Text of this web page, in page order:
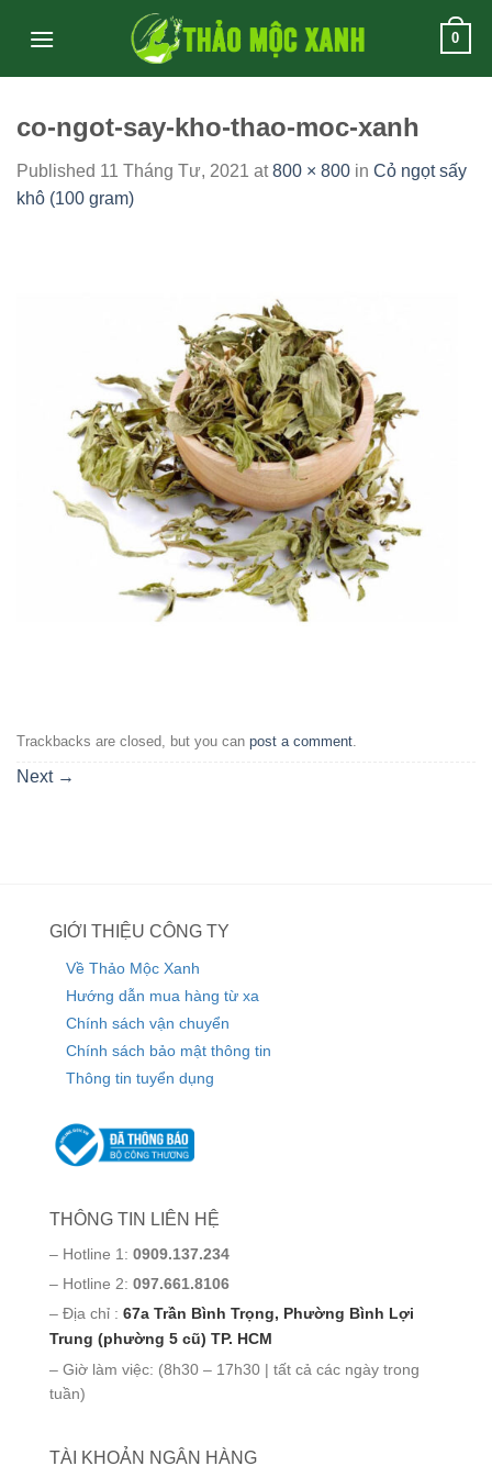
0
co-ngot-say-kho-thao-moc-xanh
Published 11 Tháng Tư, 2021 at800 × 800 in Cỏ ngọt sấy
khô (100 gram)
Trackbacks are closed, but you can post a comment.
Next →
GIỚI THIỆU CÔNG TY
Về Thảo Mộc Xanh
Hướng dẫn mua hàng từ xa
Chính sách vận chuyển
Chính sách bảo mật thông tin
Thông tin tuyển dụng
THÔNG TIN LIÊN HỆ
– Hotline 1: 0909.137.234
– Hotline 2: 097.661.8106
– Địa chỉ : 67a Trần Bình Trọng, Phường Bình Lợi
Trung (phường 5 cũ) TP. HCM
– Giờ làm việc: (8h30 – 17h30 | tất cả các ngày trong
tuần)
TÀI KHOẢN NGÂN HÀNG